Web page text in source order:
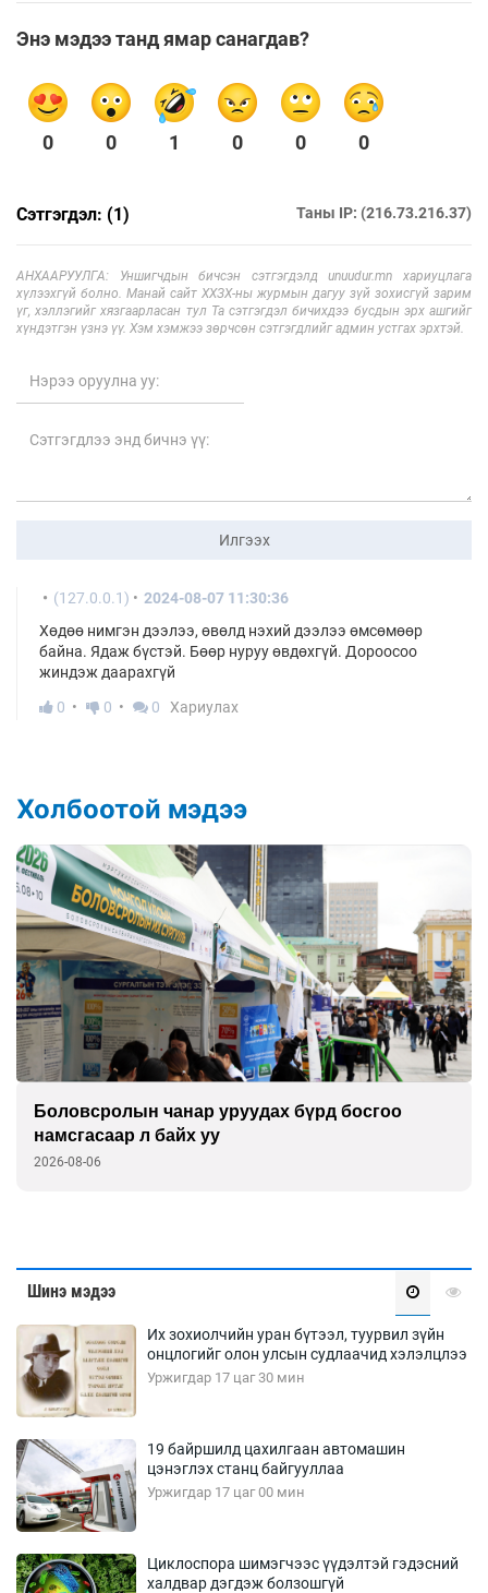
Энэ мэдээ танд ямар санагдав?
0 0 1 0 0 0
Сэтгэгдэл: (1) Таны IP: (216.73.216.37)
АНХААРУУЛГА: Уншигчдын бичсэн сэтгэгдэлд unuudur.mn хариуцлага
хүлээхгүй болно. Манай сайт ХХЗХ-ны журмын дагуу зүй зохисгүй зарим
үг, хэллэгийг хязгаарласан тул Та сэтгэгдэл бичихдээ бусдын эрх ашгийг
хүндэтгэн үзнэ үү. Хэм хэмжээ зөрчсөн сэтгэгдлийг админ устгах эрхтэй.
Илгээх
(127.0.0.1)
2024-08-07 11:30:36
Хөдөө нимгэн дээлээ, өвөлд нэхий дээлээ өмсөмөөр
байна. Ядаж бүстэй. Бөөр нуруу өвдөхгүй. Дороосоо
жиндэж даарахгүй
0
0 0 Хариулах
Холбоотой мэдээ
Боловсролын чанар уруудах бүрд босгоо
намсгасаар л байх уу
2026-08-06
Шинэ мэдээ
Их зохиолчийн уран бүтээл, туурвил зүйн
онцлогийг олон улсын судлаачид хэлэлцлээ
Уржигдар 17 цаг 30 мин
19 байршилд цахилгаан автомашин
цэнэглэх станц байгууллаа
Уржигдар 17 цаг 00 мин
Циклоспора шимэгчээс үүдэлтэй гэдэсний
халдвар дэгдэж болзошгүй